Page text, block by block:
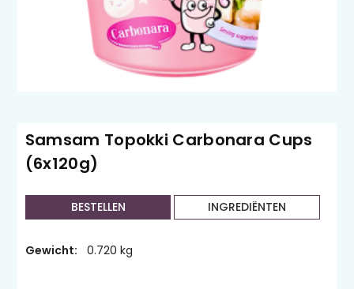
Samsam Topokki Carbonara Cups
(6x120g)
BESTELLEN INGREDIËNTEN
Gewicht: 0.720 kg